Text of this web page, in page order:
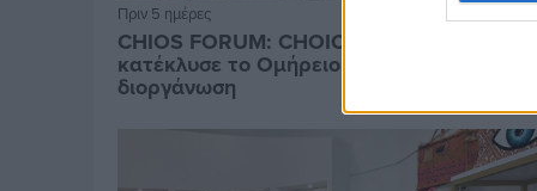
Πριν 5 ημέρες
CHIOS FORUM: CHOICES- Πλήθος κόσμου
κατέκλυσε το Ομήρειο για την μεγάλη
διοργάνωση